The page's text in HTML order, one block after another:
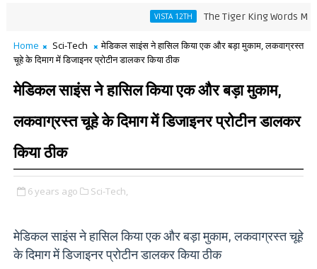
The Tiger King Words Meaning
Home Sci-Tech
मेडिकल साइंस ने हासिल किया एक और बड़ा मुकाम, लकवाग्रस्त
चूहे के दिमाग में डिजाइनर प्रोटीन डालकर किया ठीक
मेडिकल साइंस ने हासिल किया एक और बड़ा मुकाम,
लकवाग्रस्त चूहे के दिमाग में डिजाइनर प्रोटीन डालकर
किया ठीक
6 years ago Sci-Tech,
मेडिकल साइंस ने हासिल किया एक और बड़ा मुकाम, लकवाग्रस्त चूहे
के दिमाग में डिजाइनर प्रोटीन डालकर किया ठीक